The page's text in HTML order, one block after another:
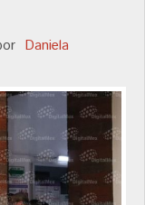
Daniela